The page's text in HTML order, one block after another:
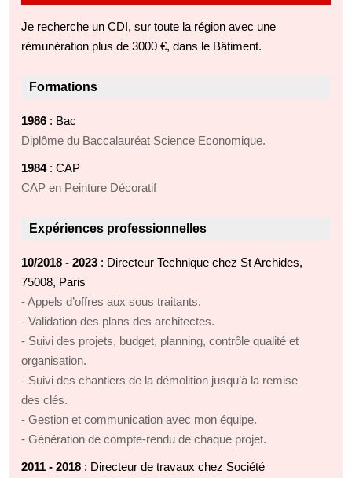
Je recherche un CDI, sur toute la région avec une
rémunération plus de 3000 €, dans le Bâtiment.
Formations
1986 : Bac
Diplôme du Baccalauréat Science Economique.
1984: CAP
CAP en Peinture Décoratif
Expériences professionnelles
10/2018 - 2023 : Directeur Technique chez St Archides,
75008, Paris
- Appels d’offres aux sous traitants.
- Validation des plans des architectes.
- Suivi des projets, budget, planning, contrôle qualité et
organisation.
- Suivi des chantiers de la démolition jusqu’à la remise
des clés.
- Gestion et communication avec mon équipe.
- Génération de compte-rendu de chaque projet.
2011 - 2018 : Directeur de travaux chez Société